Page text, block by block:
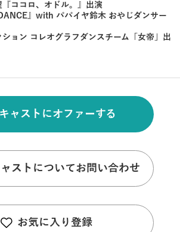
ココロ、オドル。』出演
』with パパイヤ鈴木 おやじダンサー
ョン コレオグラフダンスチーム「女帝」出
ャストにオファーする
ストについてお問い合わせ
お気に入り登録